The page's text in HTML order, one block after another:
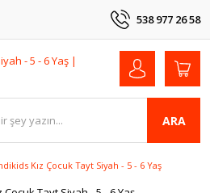
538 977 26 58
ARA
Kız Çocuk Tayt Siyah - 5 - 6 Yaş